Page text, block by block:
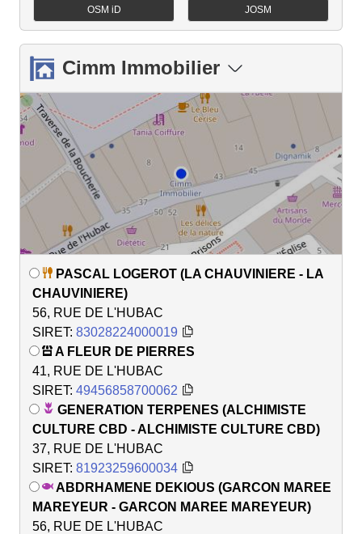
OSM iD JOSM
Cimm Immobilier
PASCAL LOGEROT (LA CHAUVINIERE - LA
CHAUVINIERE)
56, RUE DE L'HUBAC
SIRET: 83028224000019
A FLEUR DE PIERRES
41, RUE DE L'HUBAC
SIRET: 49456858700062
GENERATION TERPENES (ALCHIMISTE
CULTURE CBD - ALCHIMISTE CULTURE CBD)
37, RUE DE L'HUBAC
SIRET: 81923259600034
ABDRHAMENE DEKIOUS (GARCON MAREE
MAREYEUR - GARCON MAREE MAREYEUR)
56, RUE DE L'HUBAC